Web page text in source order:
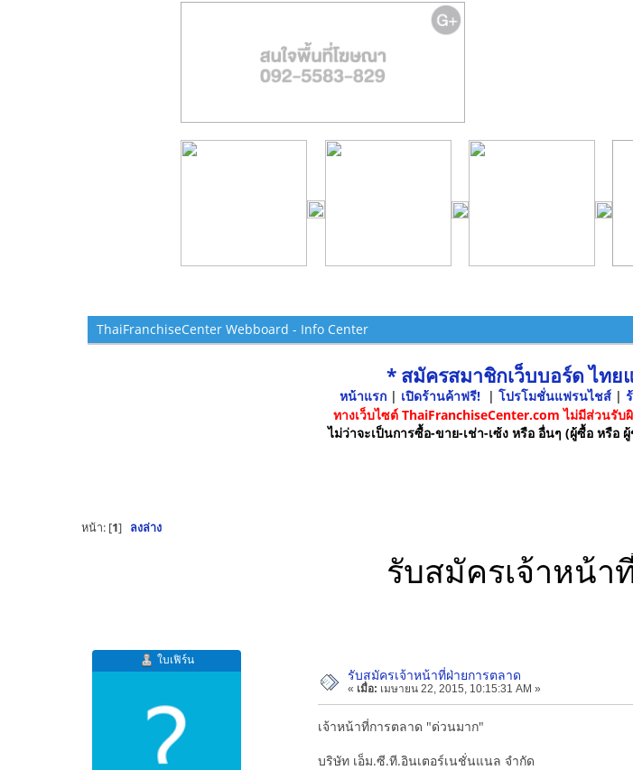
ThaiFranchiseCenter Webboard - Info Center
* สมัครสมาชิกเว็บบอร์ด ไทย
หน้าแรก| เปิดร้านค้าฟรี! | โปรโมชั่นแฟรนไชส์ |
ทางเว็บไซต์ ThaiFranchiseCenter.com ไม่มีส่วนรั
ไม่ว่าจะเป็นการซื้อ-ขาย-เช่า-เซ้ง หรือ อื่นๆ (ผู้ซื้อ หรื
หน้า: [1] ลงล่าง
รับสมัครเจ้าหน้า
ใบเฟิร์น
รับสมัครเจ้าหน้าที่ฝ่ายการตลาด
« เมื่อ: เมษายน 22, 2015, 10:15:31 AM »
เจ้าหน้าที่การตลาด "ด่วนมาก"
บริษัท เอ็ม.ซี.ที.อินเตอร์เนชั่นแนล จำกัด